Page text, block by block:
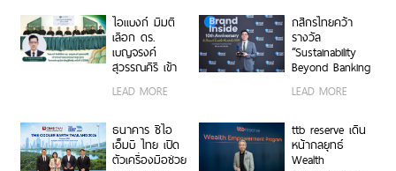
ASEAN, THINK CIMB
ระยะสั้น-กลาง
เสริมพอร์ตแกร่ง
ได้ทุกวัน”
ไอแบงก์ มีมติ
เลือก ดร.
เบญจรงค์
สุวรรณคีรี เข้า
กรรมการ
LEAD MORE
กสิกรไทยคว้า
รางวัล
“Sustainability
Beyond Banking
เคลื่อนภาคธุรกิจ
และการเติบโต
อย่างยั่งยืน
LEAD MORE
ธนาคาร ซีไอ
เอ็มบี ไทย เปิด
ตัวเครื่องมือช่วย
ttb reserve เดิน
หน้ากลยุทธ์
Wealth